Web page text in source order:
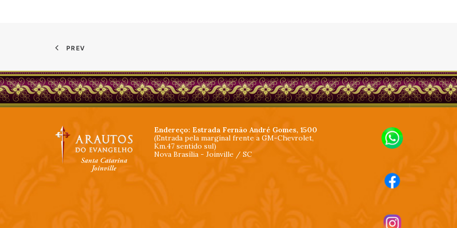
PREV
Endereço: Estrada Fernão André Gomes, 1500
(Entrada pela marginal frente a GM-Chevrolet,
Km.47 sentido sul)
Nova Brasília - Joinville / SC